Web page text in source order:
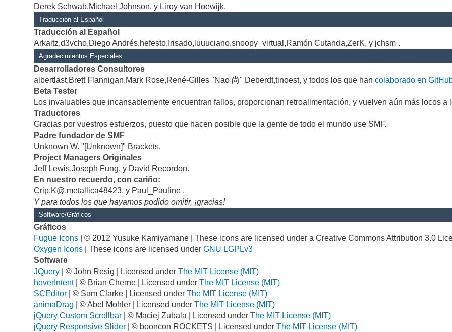
Derek Schwab,Michael Johnson, y Liroy van Hoewijk.
Traducción al Español
Traducción al Español
Arkaitz,d3vcho,Diego Andrés,hefesto,Irisado,luuuciano,snoopy_virtual,Ramón Cutanda,ZerK, y jchsm .
Agradecimientos Especiales
Desarrolladores Consultores
albertlast,Brett Flannigan,Mark Rose,René-Gilles "Nao 尚" Deberdt,tinoest, y todos los que hancolaborado en
Beta Tester
Los invaluables que incansablemente encuentran fallos, proporcionan retroalimentación, y vuelven aún más locos a
Traductores
Gracias por vuestros esfuerzos, puesto que hacen posible que la gente de todo el mundo use SMF.
Padre fundador de SMF
Unknown W. "[Unknown]" Brackets.
Project Managers Originales
Jeff Lewis,Joseph Fung, y David Recordon.
En nuestro recuerdo, con cariño:
Crip,K@,metallica48423, y Paul_Pauline .
Y para todos los que hayamos podido omitir, ¡gracias!
Software/Gráficos
Gráficos
Fugue Icons | © 2012 Yusuke Kamiyamane | These icons are licensed under a Creative Commons Attribution 3.0
Oxygen Icons | These icons are licensed underGNU LGPLv3
Software
JQuery | © John Resig | Licensed underThe MIT License (MIT)
hoverIntent| © Brian Cherne | Licensed underThe MIT License (MIT)
SCEditor | © Sam Clarke | Licensed underThe MIT License (MIT)
animaDrag | © Abel Mohler | Licensed underThe MIT License (MIT)
jQuery Custom Scrollbar | © Maciej Zubala | Licensed underThe MIT License (MIT)
jQuery Responsive Slider | © booncon ROCKETS | Licensed underThe MIT License (MIT)